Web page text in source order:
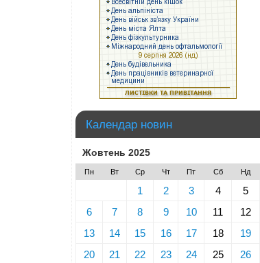
Календар новин
Жовтень 2025
Пн Вт Ср Чт Пт Сб Нд
1 2 3 4
5
6
7 8 9 10 11
12
13
14 15 16 17 18
19
20
21 22 23 24 25
26